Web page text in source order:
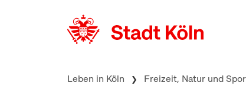
Leben in Köln Freizeit, Natur und